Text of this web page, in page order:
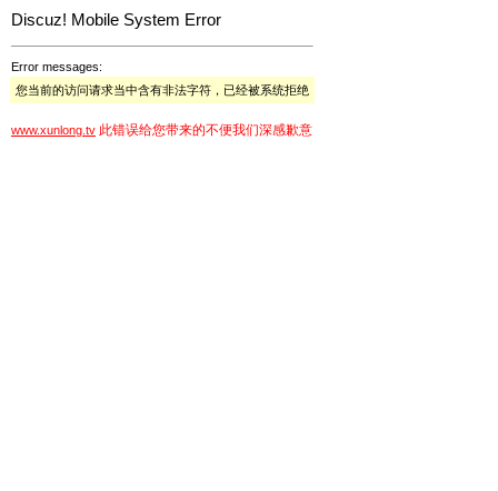
Discuz! Mobile System Error
Error messages:
您当前的访问请求当中含有非法字符，已经被系统拒绝
www.xunlong.tv 此错误给您带来的不便我们深感歉意